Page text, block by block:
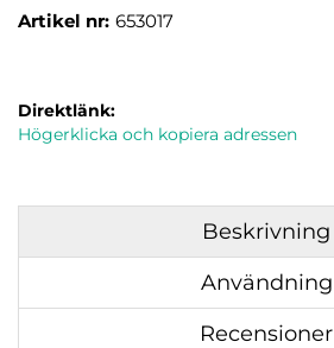
Artikel nr: 653017
Direktlänk:
Högerklicka och kopiera adressen
Beskrivning
Användning
Recensioner